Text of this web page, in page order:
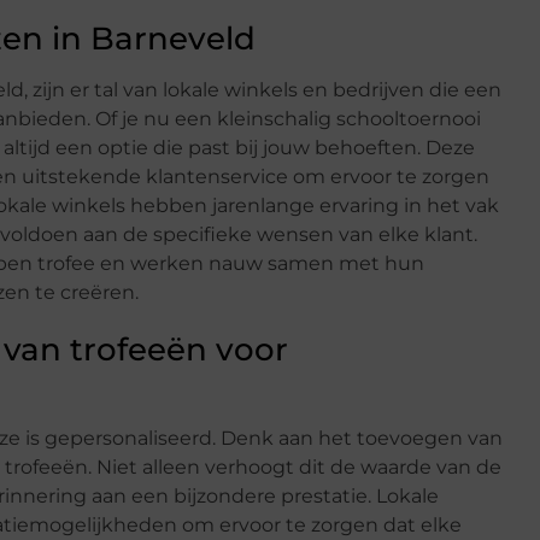
in Barneveld
zijn er tal van lokale winkels en bedrijven die een
Of je nu een kleinschalig schooltoernooi
een optie die past bij jouw behoeften. Deze
uitstekende klantenservice om ervoor te zorgen
winkels hebben jarenlange ervaring in het vak
aan de specifieke wensen van elke klant.
trofee en werken nauw samen met hun
te creëren.
trofeeën voor
is gepersonaliseerd. Denk aan het toevoegen van
Niet alleen verhoogt dit de waarde van de
aan een bijzondere prestatie. Lokale
om ervoor te zorgen dat elke